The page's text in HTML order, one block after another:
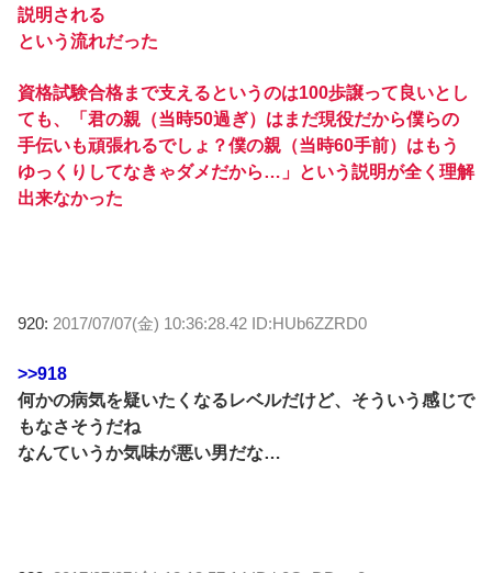
説明される
という流れだった
資格試験合格まで支えるというのは100歩譲って良いとし
ても、「君の親（当時50過ぎ）はまだ現役だから僕らの
手伝いも頑張れるでしょ？僕の親（当時60手前）はもう
ゆっくりしてなきゃダメだから…」という説明が全く理解
出来なかった
920: 2017/07/07(金) 10:36:28.42 ID:HUb6ZZRD0
>>918
何かの病気を疑いたくなるレベルだけど、そういう感じで
もなさそうだね
なんていうか気味が悪い男だな…